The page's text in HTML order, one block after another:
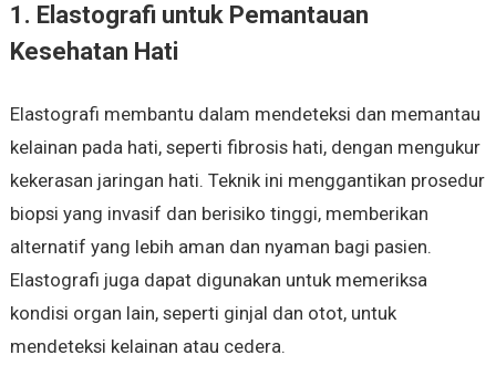
1. Elastografi untuk Pemantauan
Kesehatan Hati
Elastografi membantu dalam mendeteksi dan memantau
kelainan pada hati, seperti fibrosis hati, dengan mengukur
kekerasan jaringan hati. Teknik ini menggantikan prosedur
biopsi yang invasif dan berisiko tinggi, memberikan
alternatif yang lebih aman dan nyaman bagi pasien.
Elastografi juga dapat digunakan untuk memeriksa
kondisi organ lain, seperti ginjal dan otot, untuk
mendeteksi kelainan atau cedera.